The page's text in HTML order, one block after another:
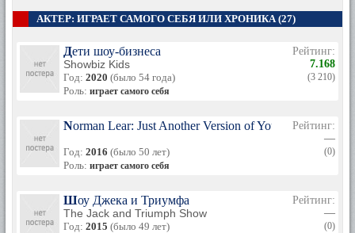
АКТЕР: ИГРАЕТ САМОГО СЕБЯ ИЛИ ХРОНИКА (27)
Дети шоу-бизнеса
Showbiz Kids
Год: 2020 (было 54 года)
Роль: играет самого себя
Рейтинг:
7.168
(3 210)
Norman Lear: Just Another Version of You
Год: 2016 (было 50 лет)
Роль: играет самого себя
Рейтинг:
—
(0)
Шоу Джека и Триумфа
The Jack and Triumph Show
Год: 2015 (было 49 лет)
Рейтинг:
—
(0)